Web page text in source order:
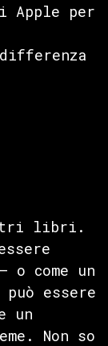
Apple per
libri.
o come un
può essere
un
Non so